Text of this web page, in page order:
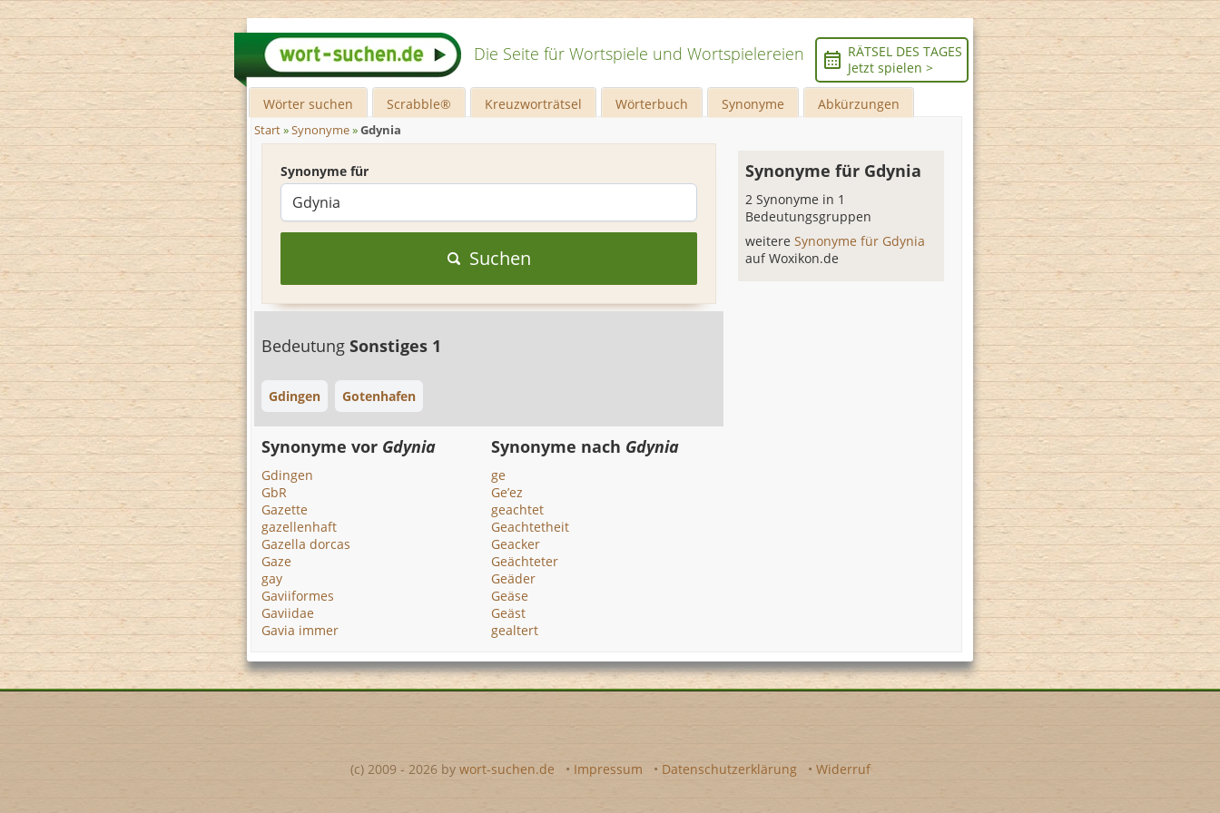
Die Seite für Wortspiele und Wortspielereien
RÄTSEL DES TAGES
Jetzt spielen >
Wörter suchen Scrabble® Kreuzworträtsel Wörterbuch Synonyme Abkürzungen
Start»Synonyme»Gdynia
Synonyme für
Suchen
Bedeutung Sonstiges 1
Gdingen Gotenhafen
Synonyme für Gdynia
2 Synonyme in 1
Bedeutungsgruppen
weitereSynonyme für Gdynia
auf Woxikon.de
Synonyme vor Gdynia
Gdingen
GbR
Gazette
gazellenhaft
Gazella dorcas
Gaze
gay
Gaviiformes
Gaviidae
Gavia immer
Synonyme nach Gdynia
ge
Ge’ez
geachtet
Geachtetheit
Geacker
Geächteter
Geäder
Geäse
Geäst
gealtert
(c) 2009 - 2026 by wort-suchen.de • Impressum • Datenschutzerklärung • Widerruf